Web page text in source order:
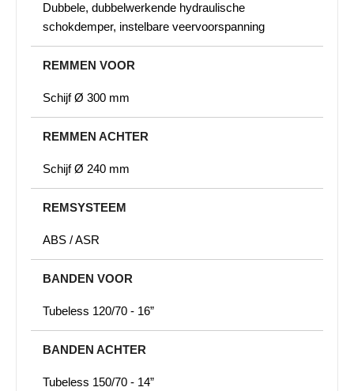
Dubbele, dubbelwerkende hydraulische
schokdemper, instelbare veervoorspanning
REMMEN VOOR
Schijf Ø 300 mm
REMMEN ACHTER
Schijf Ø 240 mm
REMSYSTEEM
ABS / ASR
BANDEN VOOR
Tubeless 120/70 - 16”
BANDEN ACHTER
Tubeless 150/70 - 14”